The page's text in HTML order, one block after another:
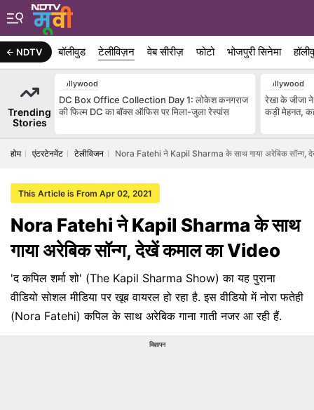
NDTV बॉलीवुड टेलीविज़न वेब सीरीज़ फोटो भोजपुरी सिनेमा
Trending
Stories
Bollywood
DC Box Office Collection Day 1: लोकेश कनगराज
की फिल्म DC का बॉक्स ऑफिस पर मिला-जुला रेस्पांस
Bollywood
रेखा के जीजा
कड़ी मेहनत,
होम एंटरटेनमेंट टेलीविजन Nora Fatehi ने Kapil Sharma के साथ गाया अरेबिक सॉन्ग,
This Article is From Apr 02, 2021
Nora Fatehi ने Kapil Sharma के साथ
गाया अरेबिक सॉन्ग, देखें कमाल का Video
'द कपिल शर्मा शो' (The Kapil Sharma Show) का यह पुराना
वीडियो सोशल मीडिया पर खूब वायरल हो रहा है. इस वीडियो में नोरा फतेही
(Nora Fatehi) कपिल के साथ अरेबिक गाना गाती नजर आ रही हैं.
विज्ञापन